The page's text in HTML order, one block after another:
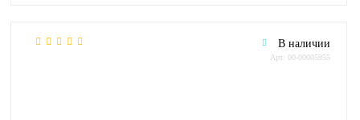
В наличии
Арт: 00-00005955